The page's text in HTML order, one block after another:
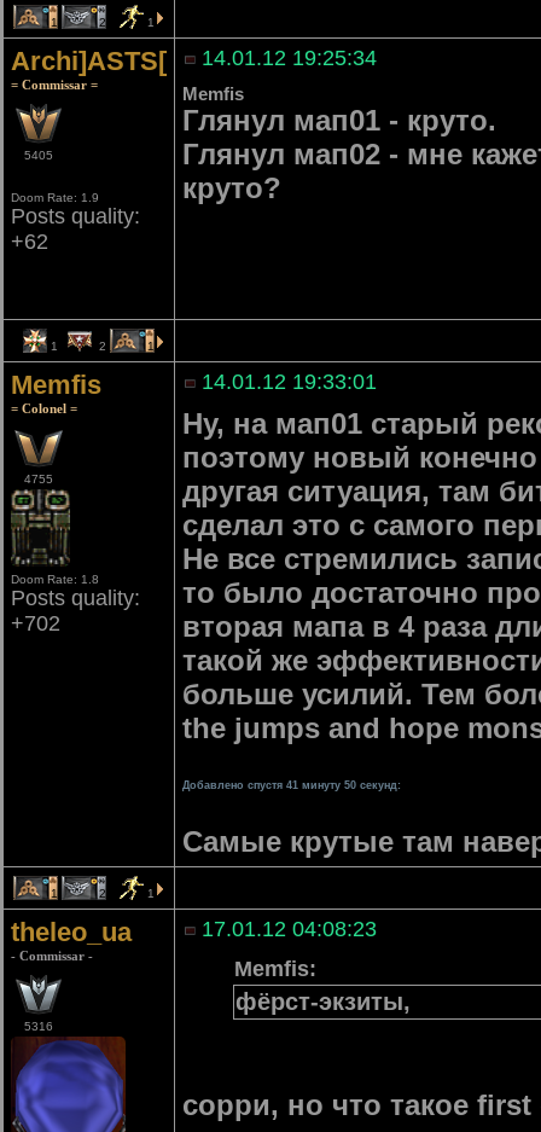
1 2 1
Archi]ASTS[
= Commissar =
5405
Doom Rate: 1.9
Posts quality:
+62
14.01.12 19:25:34
Memfis
Глянул мап01 - круто.
Глянул мап02 - мне
круто?
1 2 1
Memfis
= Colonel =
4755
Doom Rate: 1.8
Posts quality:
+702
14.01.12 19:33:01
Ну, на мап01 старый
поэтому новый
другая ситуация, там
сделал это с самого
Не все стремились
то было достаточно
вторая мапа в 4 раза
такой же
больше усилий. Тем
the jumps and hope
Добавлено спустя 41 минуту 50 секунд:
Самые крутые там
1 2 1
theleo_ua
- Commissar -
5316
17.01.12 04:08:23
Memfis:
фёрст-экзиты,
сорри, но что такое first